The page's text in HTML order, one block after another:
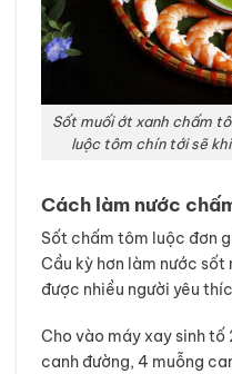
Sốt muối ớt xanh chấm
luộc tôm chín tới sẽ
Cách làm nước
Sốt chấm tôm luộc đơn
Cầu kỳ hơn làm nước
được nhiều người yêu
Cho vào máy xay sinh tố
canh đường, 4 muỗng